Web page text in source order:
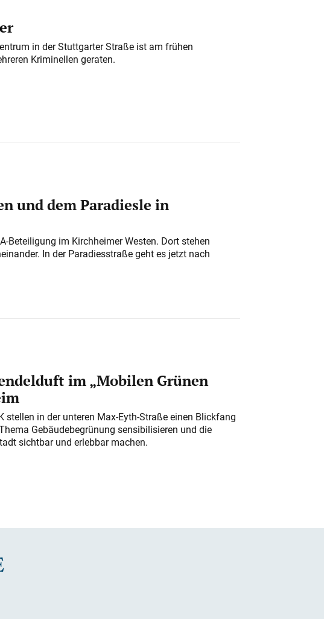
in der Stuttgarter Straße ist am frühen
Kriminellen geraten.
und dem Paradiesle in
Beteiligung im Kirchheimer Westen. Dort stehen
In der Paradiesstraße geht es jetzt nach
im „Mobilen Grünen
stellen in der unteren Max-Eyth-Straße einen Blickfang
Gebäudebegrünung sensibilisieren und die
sichtbar und erlebbar machen.